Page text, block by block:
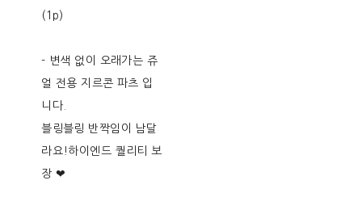
(1p)
- 변색 없이 오래가는 쥬
얼 전용 지르콘 파츠 입
니다.
블링블링 반짝임이 남달
라요!하이엔드 퀄리티 보
장 ❤